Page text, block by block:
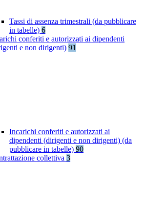
Tassi di assenza trimestrali (da pubblicare
in tabelle) 6
conferiti e autorizzati ai dipendenti
e non dirigenti) 91
Incarichi conferiti e autorizzati ai
dipendenti (dirigenti e non dirigenti) (da
pubblicare in tabelle) 90
collettiva 3